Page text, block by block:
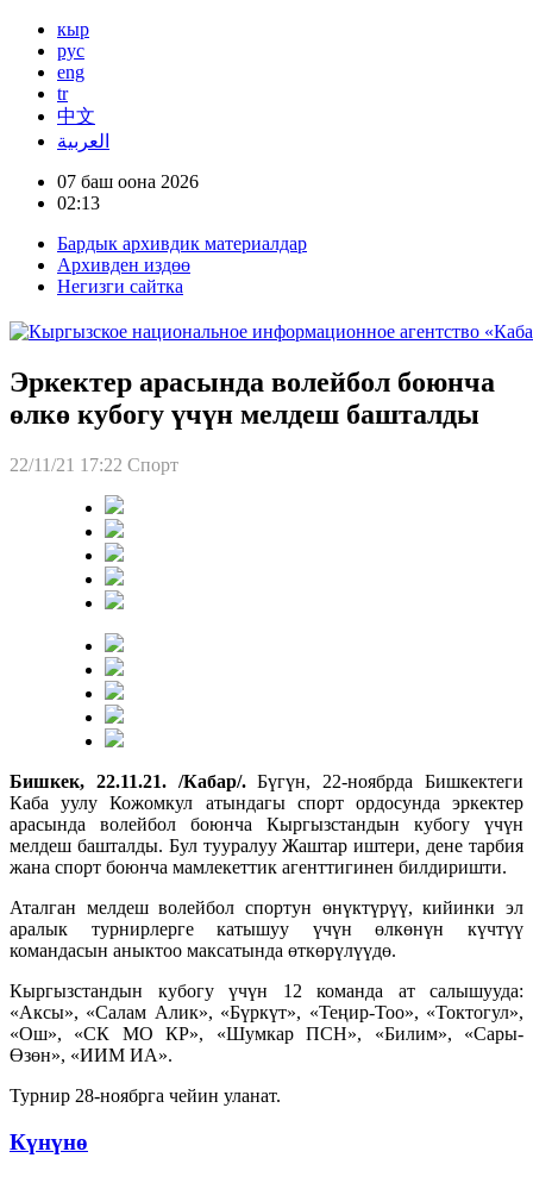
кыр
рус
eng
tr
中文
العربية
07 баш оона 2026
02:13
Бардык архивдик материалдар
Архивден издөө
Негизги сайтка
Эркектер арасында волейбол боюнча
өлкө кубогу үчүн мелдеш башталды
22/11/21 17:22 Спорт
Бишкек, 22.11.21. /Кабар/.Бүгүн, 22-ноябрда Бишкектеги
Каба уулу Кожомкул атындагы спорт ордосунда эркектер
арасында волейбол боюнча Кыргызстандын кубогу үчүн
мелдеш башталды. Бул тууралуу Жаштар иштери, дене тарбия
жана спорт боюнча мамлекеттик агенттигинен билдиришти.
Аталган мелдеш волейбол спортун өнүктүрүү, кийинки эл
аралык турнирлерге катышуу үчүн өлкөнүн күчтүү
командасын аныктоо максатында өткөрүлүүдө.
Кыргызстандын кубогу үчүн 12 команда ат салышууда:
«Аксы», «Салам Алик», «Бүркүт», «Теңир-Тоо», «Токтогул»,
«Ош», «СК МО КР», «Шумкар ПСН», «Билим», «Сары-
Өзөн», «ИИМ ИА».
Турнир 28-ноябрга чейин уланат.
Күнүнө